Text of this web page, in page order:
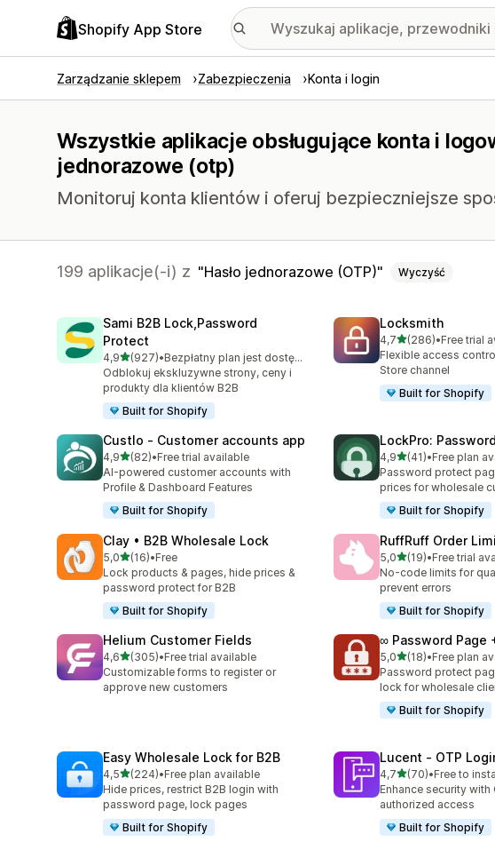
Shopify App Store
Zarządzanie sklepem Zabezpieczenia Konta i login
Wszystkie aplikacje obsługujące konta i
jednorazowe (otp)
Monitoruj konta klientów i oferuj bezpieczniejsze
199 aplikacje(-i) z Hasło jednorazowe (OTP) Wyczyść
Sami B2B Lock,Password
Protect
4,9na 5 gwiazdek
(927)
Łączna liczba recenzji: 927
•
Bezpłatny plan jest dostępny
Odblokuj ekskluzywne strony, ceny i
produkty dla klientów B2B
Built for Shopify
Locksmith
4,7na 5 gwiazdek
(286)
Łączna liczba
•Free trial
Flexible access
Store channel
Built for Shopify
Custlo ‑ Customer accounts app
4,9na 5 gwiazdek
(82)
Łączna liczba recenzji: 82
•Free trial available
AI-powered customer accounts with
Profile & Dashboard Features
Built for Shopify
LockPro:
4,9na 5 gwiazdek
(41)
Łączna liczba
•Free plan
Password protect
prices for wholesale
Built for Shopify
Clay • B2B Wholesale Lock
5,0na 5 gwiazdek
(16)
Łączna liczba recenzji: 16
•Free
Lock products & pages, hide prices &
password protect for B2B
Built for Shopify
RuffRuff Order
5,0na 5 gwiazdek
(19)
Łączna liczba
•Free trial
No‑code limits for
prevent errors
Built for Shopify
Helium Customer Fields
4,6na 5 gwiazdek
(305)
Łączna liczba recenzji: 305
•Free trial available
Customizable forms to register or
approve new customers
∞ Password Page
5,0na 5 gwiazdek
(18)
Łączna liczba
•Free plan
Password protect
lock for wholesale
Built for Shopify
Easy Wholesale Lock for B2B
4,5na 5 gwiazdek
(224)
Łączna liczba recenzji: 224
•Free plan available
Hide prices, restrict B2B login with
password page, lock pages
Built for Shopify
Lucent ‑ OTP
4,7na 5 gwiazdek
(70)
Łączna liczba recenzji:
•Free to
Enhance security
authorized access
Built for Shopify